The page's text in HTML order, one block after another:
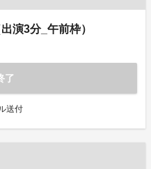
演3分_午前枠）
了
送付